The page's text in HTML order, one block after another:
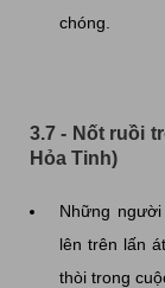
chóng.
3.7 - Nốt ruồi
Hỏa Tinh)
Những
lên trên lấn
thòi trong